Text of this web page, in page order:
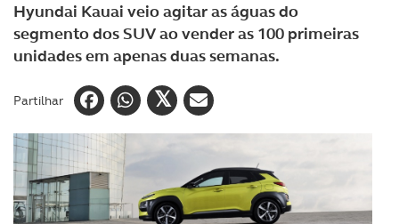
Hyundai Kauai veio agitar as águas do
segmento dos SUV ao vender as 100 primeiras
unidades em apenas duas semanas.
Partilhar